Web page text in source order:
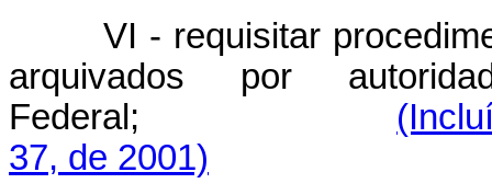
VI - requisitar
arquivados por
Federal;
37, de 2001)